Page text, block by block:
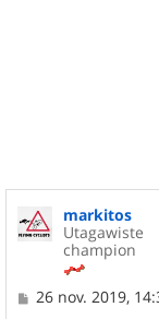
markitos
Utagawiste
champion
M
26 nov. 2019,